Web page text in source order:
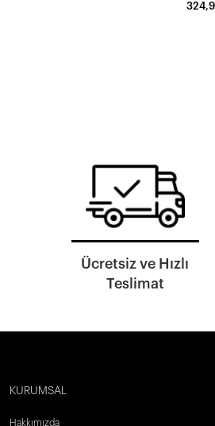
Ücretsiz ve Hızlı
Teslimat
KURUMSAL
Hakkımızda